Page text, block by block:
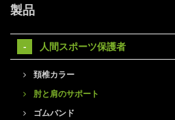
製品
人間スポーツ保護者
頚椎カラー
肘と肩のサポート
ゴムバンド